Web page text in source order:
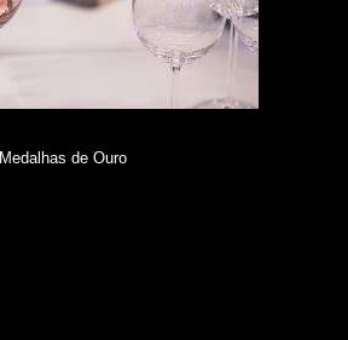
de Ouro